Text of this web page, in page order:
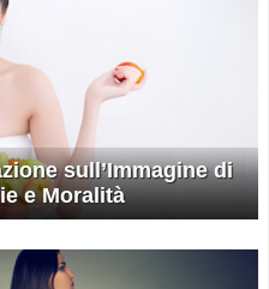
sull’Immagine di
e Moralità